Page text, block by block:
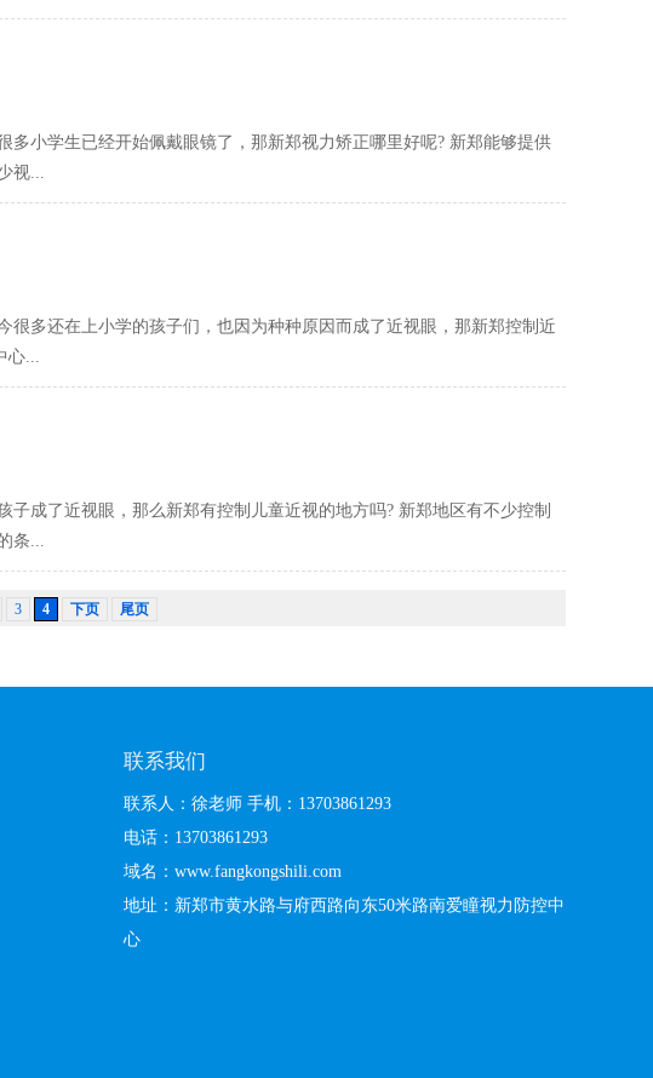
小学生已经开始佩戴眼镜了，那新郑视力矫正哪里好呢? 新郑能够提供
视...
多还在上小学的孩子们，也因为种种原因而成了近视眼，那新郑控制近
心...
成了近视眼，那么新郑有控制儿童近视的地方吗? 新郑地区有不少控制
条...
3 4 下页 尾页
联系我们
联系人：徐老师 手机：13703861293
电话：13703861293
域名：www.fangkongshili.com
地址：新郑市黄水路与府西路向东50米路南爱瞳视力防控中
心